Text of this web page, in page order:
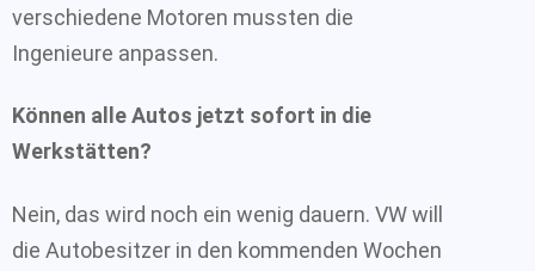
verschiedene Motoren mussten die
Ingenieure anpassen.
Können alle Autos jetzt sofort in die
Werkstätten?
Nein, das wird noch ein wenig dauern. VW will
die Autobesitzer in den kommenden Wochen